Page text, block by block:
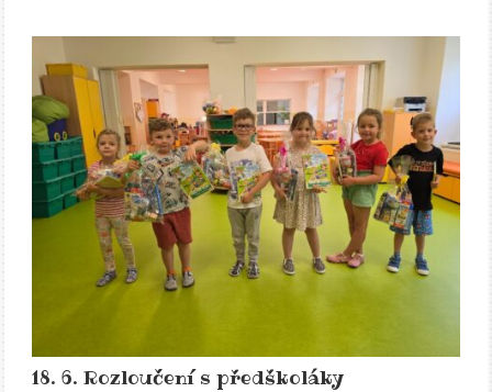
18. 6. Rozloučení s předškoláky